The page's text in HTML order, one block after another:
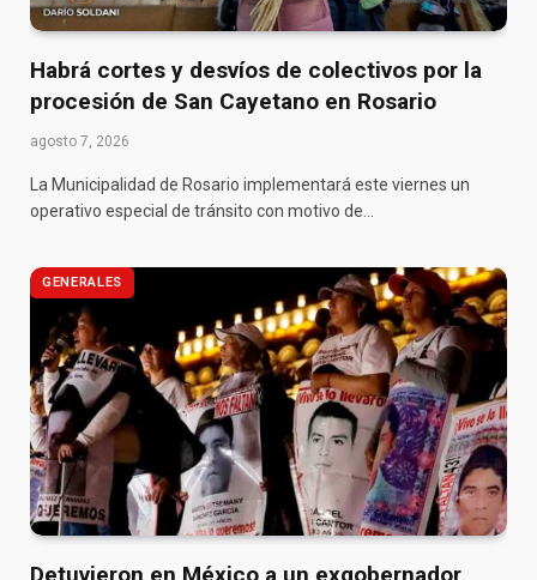
Habrá cortes y desvíos de colectivos por la
procesión de San Cayetano en Rosario
agosto 7, 2026
La Municipalidad de Rosario implementará este viernes un
operativo especial de tránsito con motivo de…
GENERALES